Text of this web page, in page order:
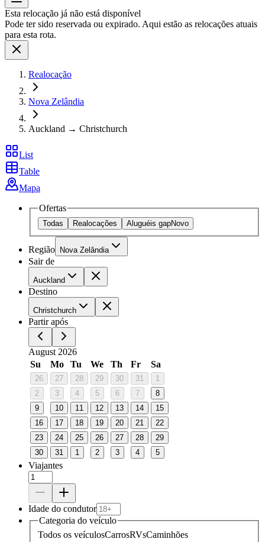
Esta relocação já não está disponível
Pode ter sido reservada ou expirado. Aqui estão as relocações atuais
para esta rota.
Realocação
Nova Zelândia
Auckland → Christchurch
List
Table
Mapa
Ofertas
Todas Realocações Aluguéis gapNovo
Região Nova Zelândia
Sair de
Auckland
Destino
Christchurch
Partir após
August 2026
Su
Mo Tu We Th Fr Sa
26 27 28 29 30 31
1
2
3 4 5 6 7
8
9
10 11 12 13 14
15
16
17 18 19 20 21
22
23
24 25 26 27 28
29
30
31 1 2 3 4 5
Viajantes
Idade do condutor
Categoria do veículo
Todos os veículosCarrosRVsCaminhões